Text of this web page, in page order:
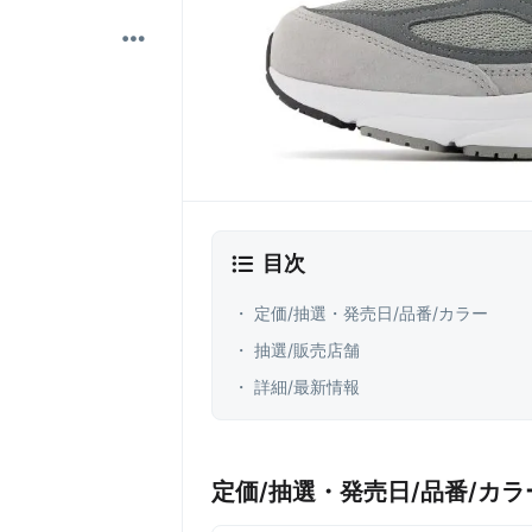
目次
・ 定価/抽選・発売日/品番/カラー
・ 抽選/販売店舗
・ 詳細/最新情報
定価/抽選・発売日/品番/カラ